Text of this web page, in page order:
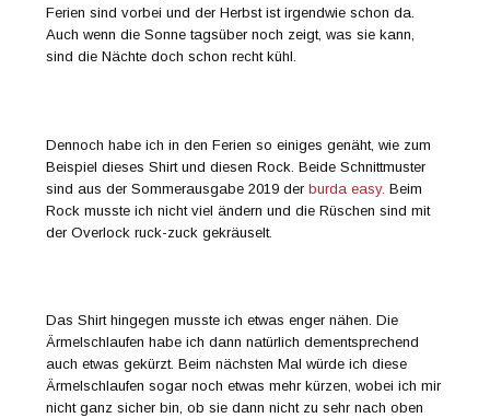
Ferien sind vorbei und der Herbst ist irgendwie schon da.
Auch wenn die Sonne tagsüber noch zeigt, was sie kann,
sind die Nächte doch schon recht kühl.
Dennoch habe ich in den Ferien so einiges genäht, wie zum
Beispiel dieses Shirt und diesen Rock. Beide Schnittmuster
sind aus der Sommerausgabe 2019 derburda easy. Beim
Rock musste ich nicht viel ändern und die Rüschen sind mit
der Overlock ruck-zuck gekräuselt.
Das Shirt hingegen musste ich etwas enger nähen. Die
Ärmelschlaufen habe ich dann natürlich dementsprechend
auch etwas gekürzt. Beim nächsten Mal würde ich diese
Ärmelschlaufen sogar noch etwas mehr kürzen, wobei ich mir
nicht ganz sicher bin, ob sie dann nicht zu sehr nach oben